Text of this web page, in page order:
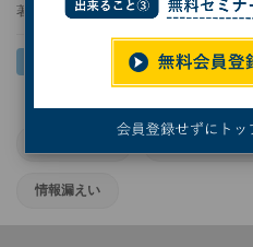
著者： 周藤瞳美
情報漏えい